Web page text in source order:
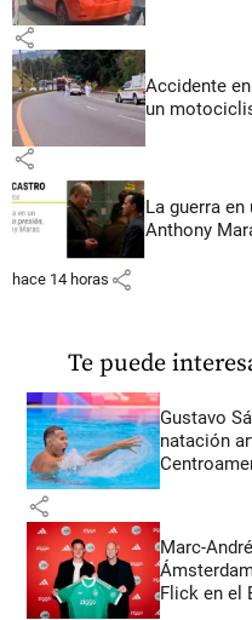
share
Accidente
un
share
La guerra en
Anthony
hace 14 horas share
Te puede
Gustavo
natación
share
Marc-
Flick en el